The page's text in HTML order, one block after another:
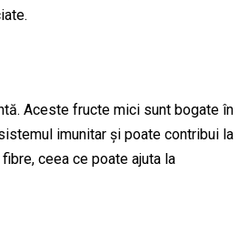
Aceste fructe mici sunt bogate în
imunitar și poate contribui la
ceea ce poate ajuta la